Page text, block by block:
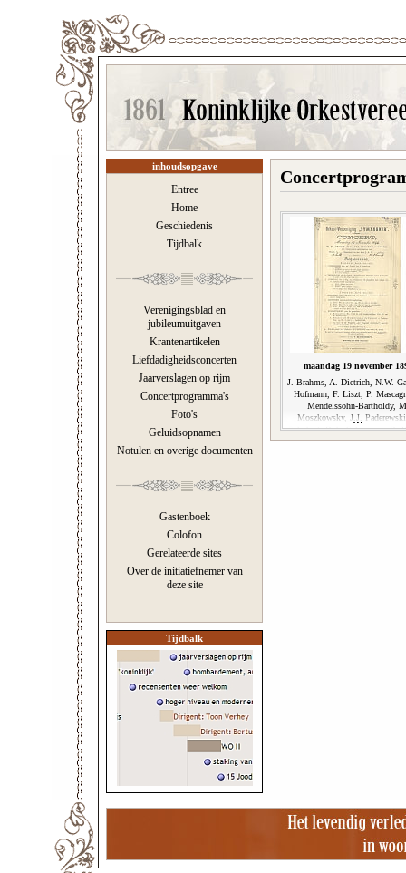
inhoudsopgave
Entree
Home
Geschiedenis
Tijdbalk
Verenigingsblad en
jubileumuitgaven
Krantenartikelen
Liefdadigheidsconcerten
Jaarverslagen op rijm
Concertprogramma's
Foto's
Geluidsopnamen
Notulen en overige documenten
Gastenboek
Colofon
Gerelateerde sites
Over de initiatiefnemer van
deze site
Tijdbalk
maandag 19 november
J. Brahms, A. Dietrich, N.W.
Hofmann, F. Liszt, P.
Mendelssohn-Bartholdy,
Moszkowsky, J.J.
Schubert, Rob. Schumann, R.